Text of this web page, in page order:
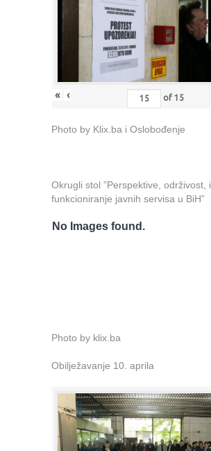
« ‹ of 15
Photo by Klix.ba i Oslobođenje
Okrugli stol ”Perspektive, održivost, i
funkcioniranje javnih servisa u BiH”
No Images found.
Photo by klix.ba
Obilježavanje 10. aprila